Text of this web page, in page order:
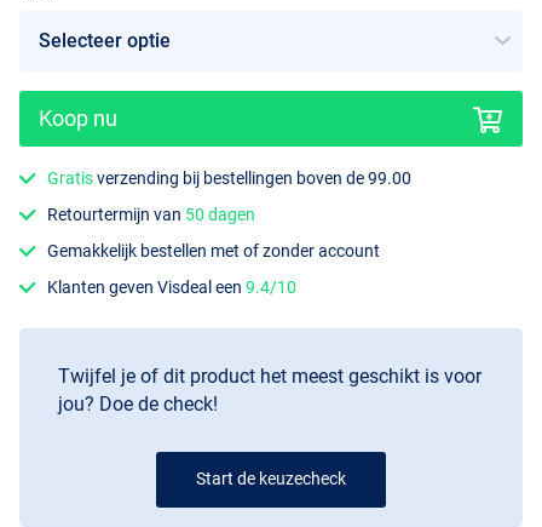
Monstercat
Koop nu
Gratisverzending bij bestellingen boven de 99.00
Retourtermijn van 50 dagen
Gemakkelijk bestellen met of zonder account
Klanten geven Visdeal een9.4/10
Twijfel je of dit product het meest geschikt is voor
jou? Doe de check!
Start de keuzecheck